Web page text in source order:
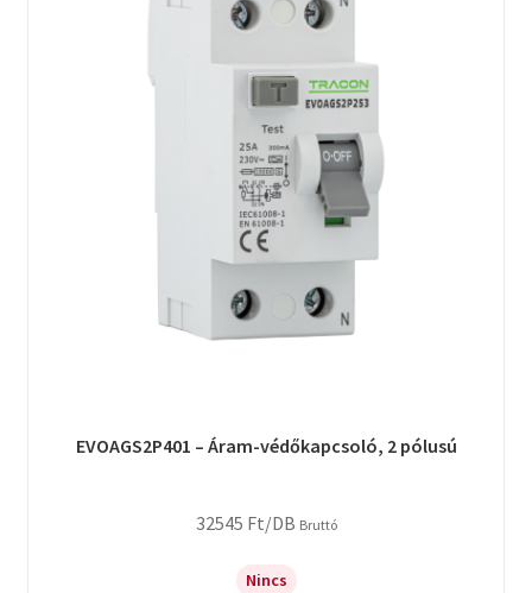
EVOAGS2P401 – Áram-védőkapcsoló, 2 pólusú
32545 Ft/DB Bruttó
Nincs